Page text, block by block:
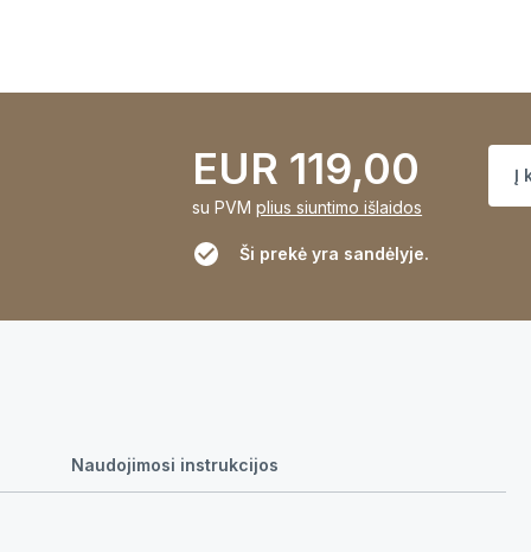
EUR 119,00
su PVM plius siuntimo išlaidos
Į
Ši prekė yra sandėlyje.
Naudojimosi instrukcijos